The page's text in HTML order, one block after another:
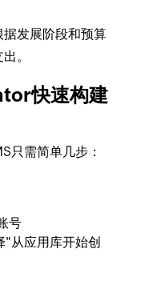
发展阶段和预算
。
快速构建
只需简单几步：
号
"从应用库开始创